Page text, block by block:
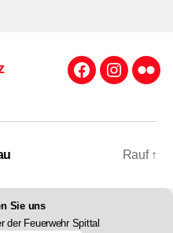
Facebook
Rauf ↑
Sie uns
der Feuerwehr Spittal